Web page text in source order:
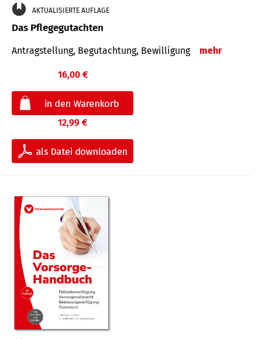
AKTUALISIERTE AUFLAGE
Das Pflegegutachten
Antragstellung, Begutachtung, Bewilligung mehr
16,00 €
12,99 €